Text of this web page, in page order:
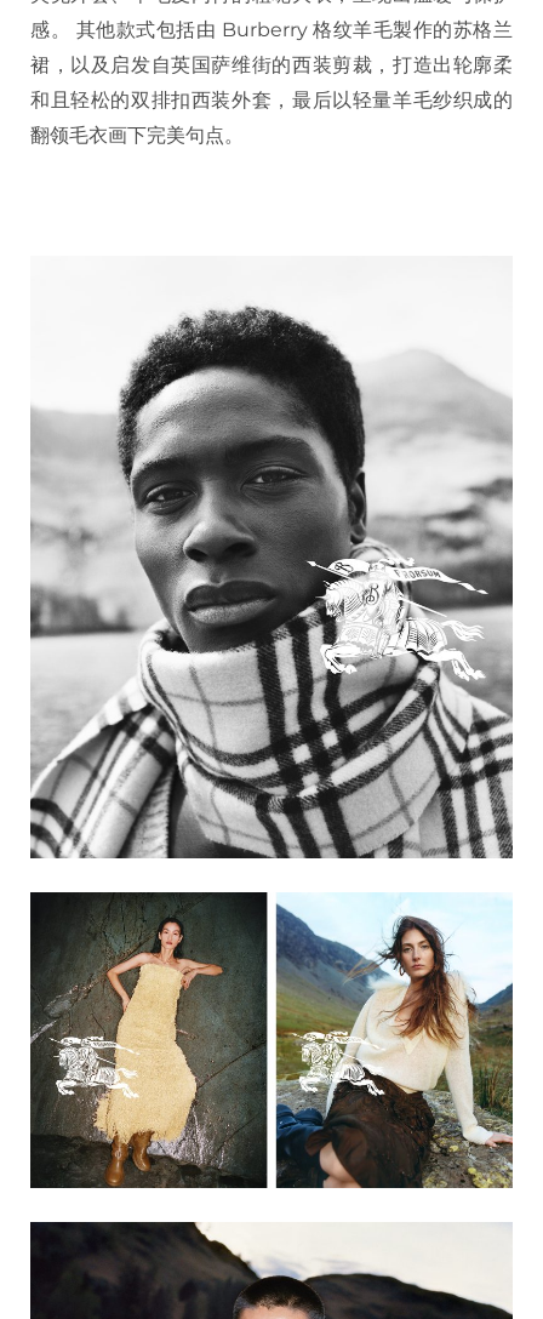
感。 其他款式包括由 Burberry 格纹羊毛製作的苏格兰
裙，以及启发自英国萨维街的西装剪裁，打造出轮廓柔
和且轻松的双排扣西装外套，最后以轻量羊毛纱织成的
翻领毛衣画下完美句点。